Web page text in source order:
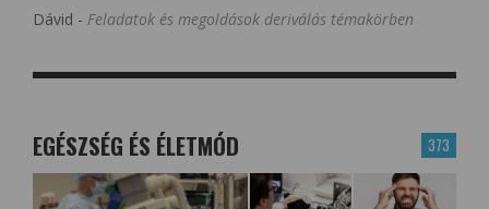
Dávid - Feladatok és megoldások deriválás témakörben
373
EGÉSZSÉG ÉS ÉLETMÓD